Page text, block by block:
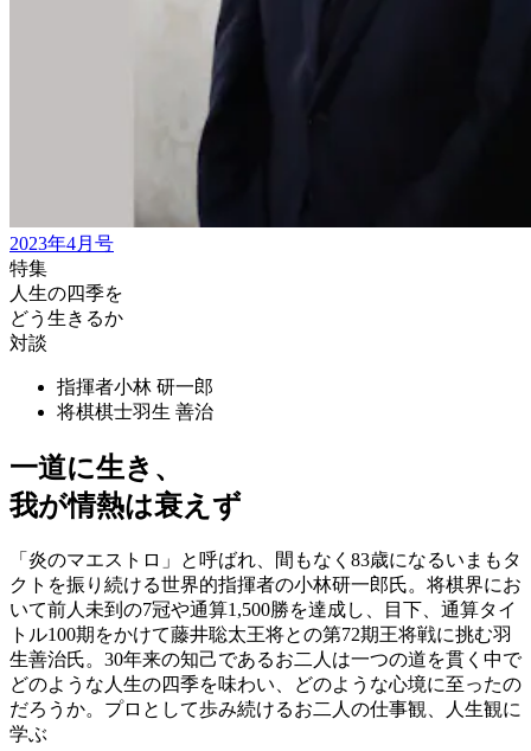
2023年4月号
特集
人生の四季を
どう生きるか
対談
指揮者小林 研一郎
将棋棋士羽生 善治
一道に生き、
我が情熱は衰えず
「炎のマエストロ」と呼ばれ、間もなく83歳になるいまもタ
クトを振り続ける世界的指揮者の小林研一郎氏。将棋界にお
いて前人未到の7冠や通算1,500勝を達成し、目下、通算タイ
トル100期をかけて藤井聡太王将との第72期王将戦に挑む羽
生善治氏。30年来の知己であるお二人は一つの道を貫く中で
どのような人生の四季を味わい、どのような心境に至ったの
だろうか。プロとして歩み続けるお二人の仕事観、人生観に
学ぶ